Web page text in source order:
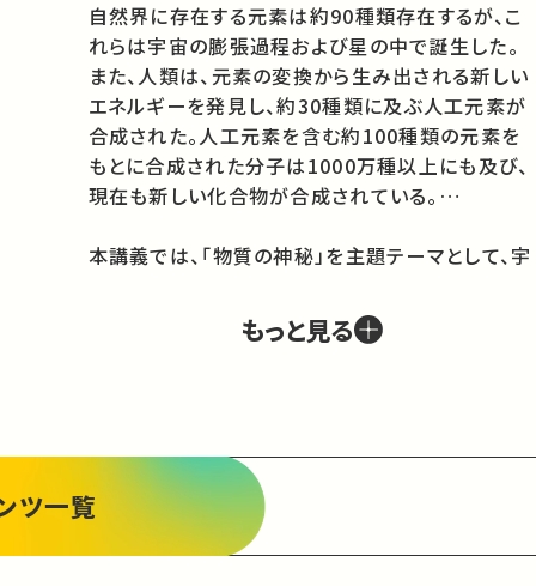
自然界に存在する元素は約90種類存在するが、こ
れらは宇宙の膨張過程および星の中で誕生した。
また、人類は、元素の変換から生み出される新しい
エネルギーを発見し、約30種類に及ぶ人工元素が
合成された。人工元素を含む約100種類の元素を
もとに合成された分子は1000万種以上にも及び、
現在も新しい化合物が合成されている。
本講義では、「物質の神秘」を主題テーマとして、宇
明の暗黒物質を探る研究、物質の性質を支配する
法則とそれを応用した金属、半導体から高分子に
いる教員が解説する。
本講義を受講した皆さんは、物質のもつ神秘と無
限の可能性に接し、新しい物質観を見出すことで
もっと見る
ツ一覧